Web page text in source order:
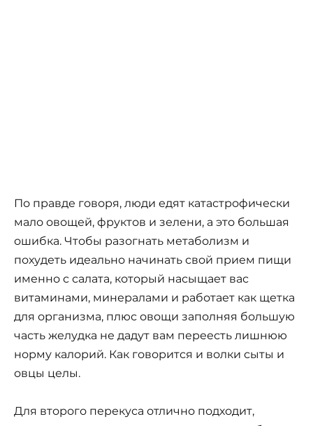
По правде говоря, люди едят катастрофически
мало овощей, фруктов и зелени, а это большая
ошибка. Чтобы разогнать метаболизм и
похудеть идеально начинать свой прием пищи
именно с салата, который насыщает вас
витаминами, минералами и работает как щетка
для организма, плюс овощи заполняя большую
часть желудка не дадут вам переесть лишнюю
норму калорий. Как говорится и волки сыты и
овцы целы.
Для второго перекуса отлично подходит,